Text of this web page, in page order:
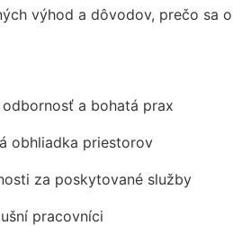
výhod a dôvodov, prečo sa
a bohatá prax
obhliadka priestorov
za poskytované služby
pracovníci